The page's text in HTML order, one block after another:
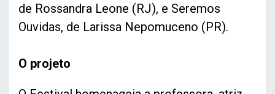
de Rossandra Leone (RJ), e Seremos
Ouvidas, de Larissa Nepomuceno (PR).
O projeto